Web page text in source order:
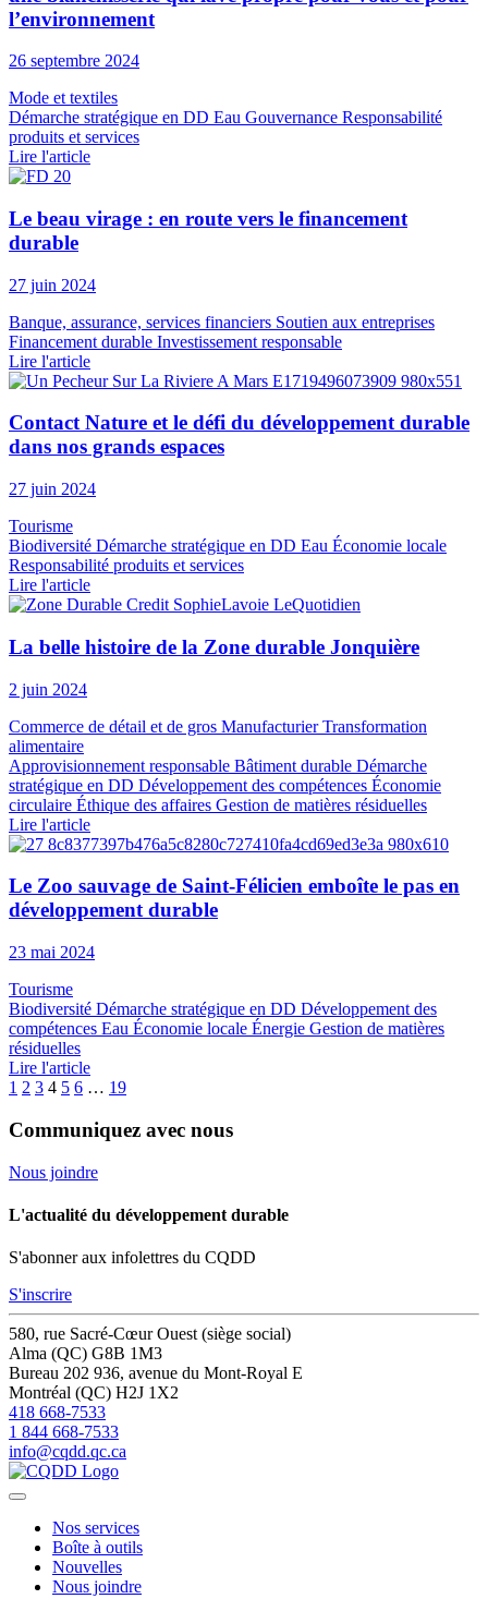
l’environnement
26 septembre 2024
Mode et textiles
Démarche stratégique en DD Eau Gouvernance Responsabilité
produits et services
Lire l'article
Le beau virage : en route vers le financement
durable
27 juin 2024
Banque, assurance, services financiers Soutien aux entreprises
Financement durable Investissement responsable
Lire l'article
Contact Nature et le défi du développement durable
dans nos grands espaces
27 juin 2024
Tourisme
Biodiversité Démarche stratégique en DD Eau Économie locale
Responsabilité produits et services
Lire l'article
La belle histoire de la Zone durable Jonquière
2 juin 2024
Commerce de détail et de gros Manufacturier Transformation
alimentaire
Approvisionnement responsable Bâtiment durable Démarche
stratégique en DD Développement des compétences Économie
circulaire Éthique des affaires Gestion de matières résiduelles
Lire l'article
Le Zoo sauvage de Saint-Félicien emboîte le pas en
développement durable
23 mai 2024
Tourisme
Biodiversité Démarche stratégique en DD Développement des
compétences Eau Économie locale Énergie Gestion de matières
résiduelles
Lire l'article
1 2 3 4 5 6 … 19
Communiquez avec nous
Nous joindre
L'actualité du développement durable
S'abonner aux infolettres du CQDD
S'inscrire
580, rue Sacré-Cœur Ouest (siège social)
Alma (QC) G8B 1M3
Bureau 202 936, avenue du Mont-Royal E
Montréal (QC) H2J 1X2
418 668-7533
1 844 668-7533
info@cqdd.qc.ca
Nos services
Boîte à outils
Nouvelles
Nous joindre